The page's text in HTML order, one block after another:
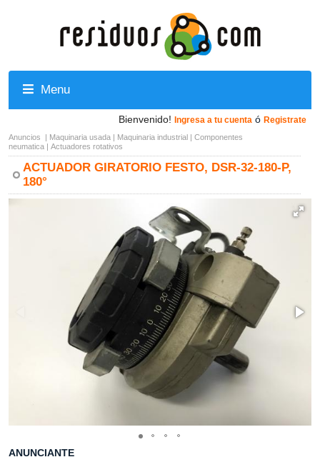
Menu
Bienvenido! Ingresa a tu cuenta ó Registrate
Anuncios | Maquinaria usada | Maquinaria industrial | Componentes
neumatica | Actuadores rotativos
ACTUADOR GIRATORIO FESTO, DSR-32-180-P,
180°
ANUNCIANTE